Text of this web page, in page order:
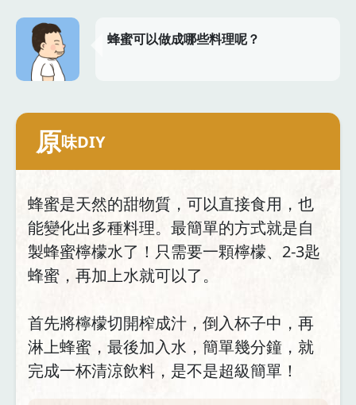
蜂蜜可以做成哪些料理呢？
原味DIY
蜂蜜是天然的甜物質，可以直接食用，也
能變化出多種料理。最簡單的方式就是自
製蜂蜜檸檬水了！只需要一顆檸檬、2-3匙
蜂蜜，再加上水就可以了。
首先將檸檬切開榨成汁，倒入杯子中，再
淋上蜂蜜，最後加入水，簡單幾分鐘，就
完成一杯清涼飲料，是不是超級簡單！